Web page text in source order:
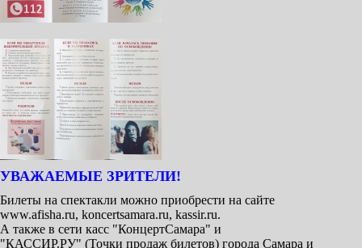
УВАЖАЕМЫЕ ЗРИТЕЛИ!
Билеты на спектакли можно приобрести на сайте
www.afisha.ru, koncertsamara.ru, kassir.ru.
А также в сети касс "КонцертСамара" и
"КАССИР.РУ" (Точки продаж билетов) города Самара и